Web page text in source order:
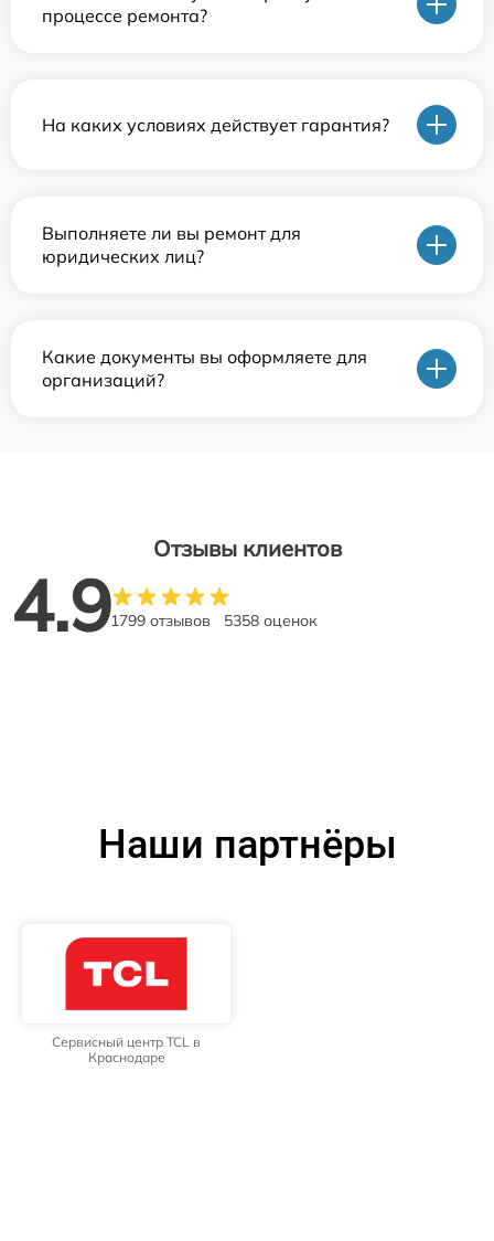
процессе ремонта?
На каких условиях действует гарантия?
Выполняете ли вы ремонт для
юридических лиц?
Какие документы вы оформляете для
организаций?
Отзывы клиентов
4.91799 отзывов 5358 оценок
Наши партнёры
Сервисный центр TCL в
Краснодаре